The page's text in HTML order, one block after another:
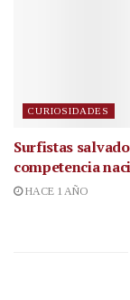
CURIOSIDADES
Surfistas
competencia
HACE 1 AÑO